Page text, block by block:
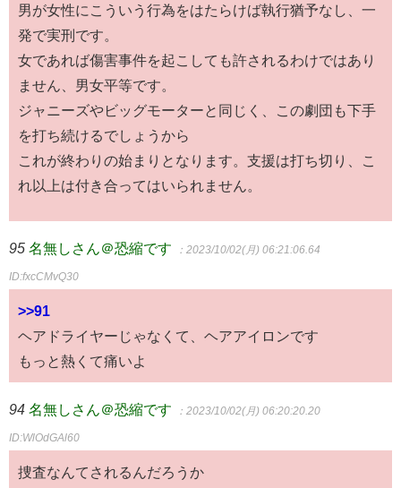
男が女性にこういう行為をはたらけば執行猶予なし、一
発で実刑です。
女であれば傷害事件を起こしても許されるわけではあり
ません、男女平等です。
ジャニーズやビッグモーターと同じく、この劇団も下手
を打ち続けるでしょうから
これが終わりの始まりとなります。支援は打ち切り、こ
れ以上は付き合ってはいられません。
95 名無しさん＠恐縮です ：2023/10/02(月) 06:21:06.64
ID:fxcCMvQ30
>>91
ヘアドライヤーじゃなくて、ヘアアイロンです
もっと熱くて痛いよ
94 名無しさん＠恐縮です ：2023/10/02(月) 06:20:20.20
ID:WlOdGAl60
捜査なんてされるんだろうか